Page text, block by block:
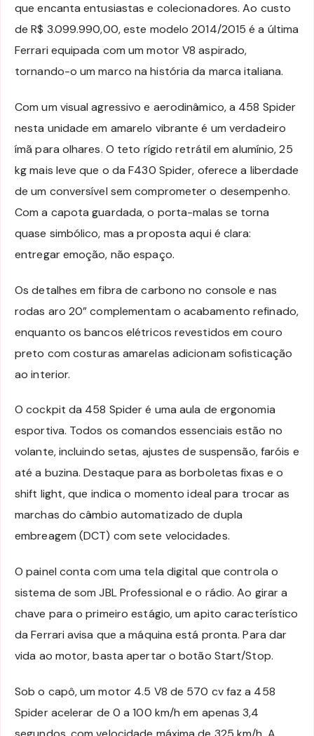
que encanta entusiastas e colecionadores. Ao custo
de R$ 3.099.990,00, este modelo 2014/2015 é a última
Ferrari equipada com um motor V8 aspirado,
tornando-o um marco na história da marca italiana.
Com um visual agressivo e aerodinâmico, a 458 Spider
nesta unidade em amarelo vibrante é um verdadeiro
ímã para olhares. O teto rígido retrátil em alumínio, 25
kg mais leve que o da F430 Spider, oferece a liberdade
de um conversível sem comprometer o desempenho.
Com a capota guardada, o porta-malas se torna
quase simbólico, mas a proposta aqui é clara:
entregar emoção, não espaço.
Os detalhes em fibra de carbono no console e nas
rodas aro 20” complementam o acabamento refinado,
enquanto os bancos elétricos revestidos em couro
preto com costuras amarelas adicionam sofisticação
ao interior.
O cockpit da 458 Spider é uma aula de ergonomia
esportiva. Todos os comandos essenciais estão no
volante, incluindo setas, ajustes de suspensão, faróis e
até a buzina. Destaque para as borboletas fixas e o
shift light, que indica o momento ideal para trocar as
marchas do câmbio automatizado de dupla
embreagem (DCT) com sete velocidades.
O painel conta com uma tela digital que controla o
sistema de som JBL Professional e o rádio. Ao girar a
chave para o primeiro estágio, um apito característico
da Ferrari avisa que a máquina está pronta. Para dar
vida ao motor, basta apertar o botão Start/Stop.
Sob o capô, um motor 4.5 V8 de 570 cv faz a 458
Spider acelerar de 0 a 100 km/h em apenas 3,4